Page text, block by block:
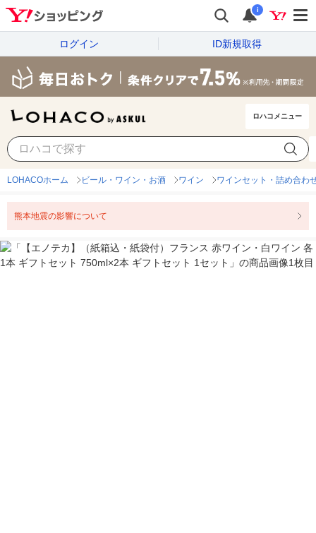
i
ログイン ID新規取得
ロハコメニュー
LOHACOホーム ビール・ワイン・お酒 ワイン ワインセット・詰め合わ
熊本地震の影響について